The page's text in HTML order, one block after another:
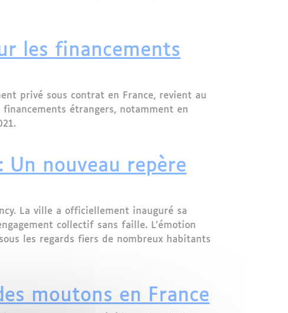
les financements
privé sous contrat en France, revient au
étrangers, notamment en
Un nouveau repère
La ville a officiellement inauguré sa
collectif sans faille. L’émotion
les regards fiers de nombreux habitants
moutons en France